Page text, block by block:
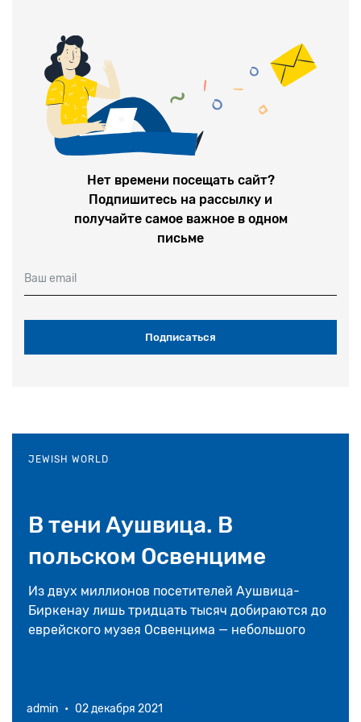
Нет времени посещать сайт?
Подпишитесь на рассылку и
получайте самое важное в одном
письме
Ваш email
JEWISH WORLD
В тени Аушвица. В
польском Освенциме
приглашают в еврейский
музей и синагогу
Из двух миллионов посетителей Аушвица-
Биркенау лишь тридцать тысяч добираются до
еврейского музея Освенцима — небольшого
admin • 02 декабря 2021